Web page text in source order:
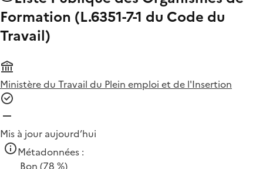
Formation (L.6351-7-1 du Code du
Travail)
Ministère du Travail du Plein emploi et de l'Insertion
Mis à jour aujourd’hui
Métadonnées :
Bon (78 %)